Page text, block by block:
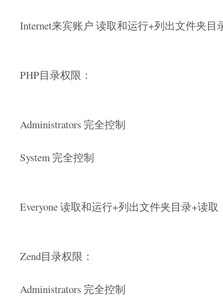
Internet来宾账户 读取和运行+列出文件夹目
PHP目录权限：
Administrators 完全控制
System 完全控制
Everyone 读取和运行+列出文件夹目录+读取
Zend目录权限：
Administrators 完全控制